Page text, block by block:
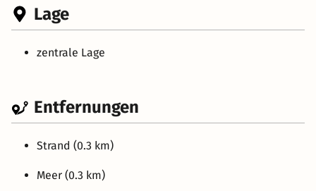
Lage
zentrale Lage
Entfernungen
Strand (0.3 km)
Meer (0.3 km)